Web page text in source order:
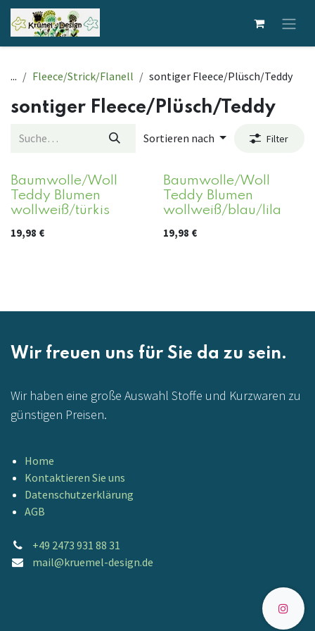
Zum Inhalt springen
... Fleece/Strick/Flanell sontiger Fleece/Plüsch/Teddy
sontiger Fleece/Plüsch/Teddy
Sortieren nach Filter
Baumwolle/Woll
Teddy Blumen
wollweiß/türkis
19,98 €
Baumwolle/Woll
Teddy Blumen
wollweiß/blau/lila
19,98 €
Wir freuen uns für Sie da zu sein.
Wir haben eine große Auswahl Stoffe und Kurzwaren zu
günstigen Preisen.
Home
Kontaktieren Sie uns
Datenschutzerklärung
AGB
+49 2473 931 88 31
mail@kruemel-design.de